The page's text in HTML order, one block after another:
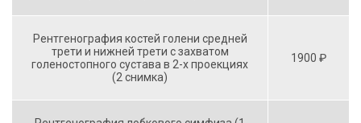
Рентгенография костей голени средней
трети и нижней трети с захватом
голеностопного сустава в 2-х проекциях
(2 снимка)
1900 ₽